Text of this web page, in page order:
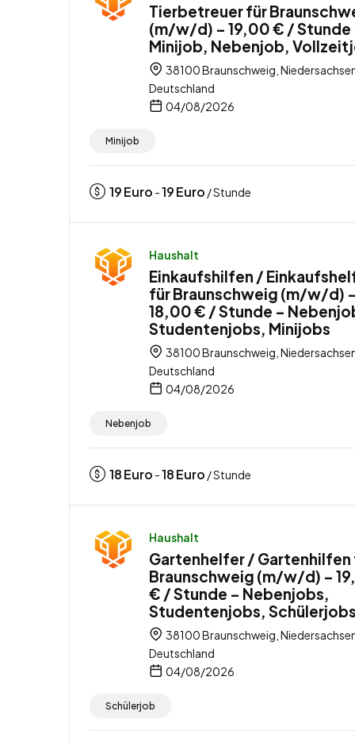
Tierbetreuer für
(m/w/d) – 19,00 € / Stunde
Minijob, Nebenjob,
38100 Braunschweig,
Deutschland
04/08/2026
Minijob
19Euro -19Euro / Stunde
Haushalt
Einkaufshilfen /
für Braunschweig (m/w/d) –
18,00 € / Stunde –
Studentenjobs, Minijobs
38100 Braunschweig,
Deutschland
04/08/2026
Nebenjob
18Euro -18Euro / Stunde
Haushalt
Gartenhelfer / Gartenhilfen
Braunschweig (m/w/d) –
€ / Stunde – Nebenjobs,
Studentenjobs, Schülerjobs
38100 Braunschweig,
Deutschland
04/08/2026
Schülerjob